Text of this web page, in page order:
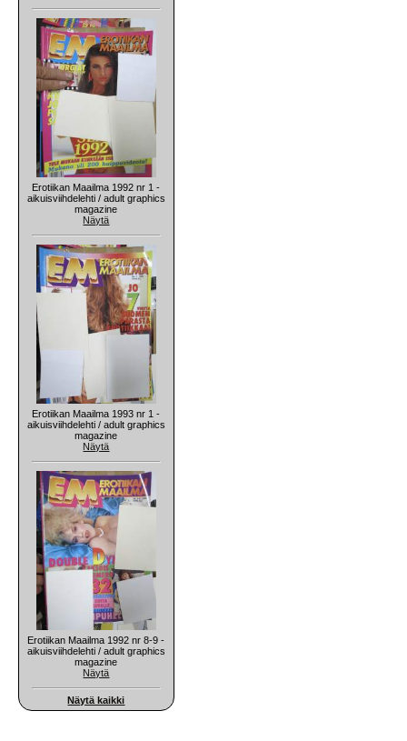
Erotiikan Maailma 1992 nr 1 -
aikuisviihdelehti / adult graphics
magazine
Näytä
Erotiikan Maailma 1993 nr 1 -
aikuisviihdelehti / adult graphics
magazine
Näytä
Erotiikan Maailma 1992 nr 8-9 -
aikuisviihdelehti / adult graphics
magazine
Näytä
Näytä kaikki